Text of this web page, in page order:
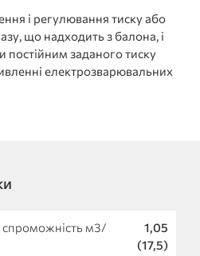
і регулювання тиску або
що надходить з балона, і
постійним заданого тиску
електрозварювальних
м3/
1,05
(17,5)